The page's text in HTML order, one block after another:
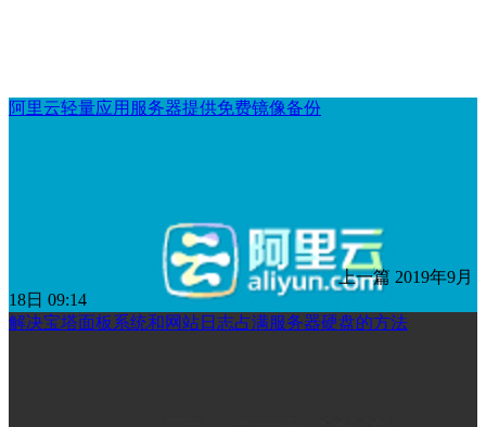
阿里云轻量应用服务器提供免费镜像备份
上一篇 2019年9月
18日 09:14
解决宝塔面板系统和网站日志占满服务器硬盘的方法